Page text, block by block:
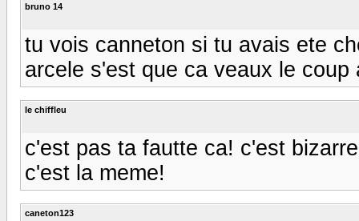
bruno 14
tu vois canneton si tu avais ete
arcele s'est que ca veaux le
le chiffleu
c'est pas ta fautte ca! c'est
c'est la meme!
caneton123